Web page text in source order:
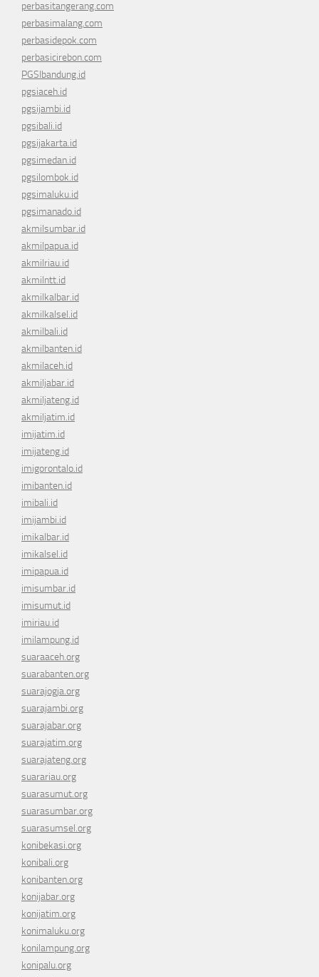
perbasitangerang.com
perbasimalang.com
perbasidepok.com
perbasicirebon.com
PGSIbandung.id
pgsiaceh.id
pgsijambi.id
pgsibali.id
pgsijakarta.id
pgsimedan.id
pgsilombok.id
pgsimaluku.id
pgsimanado.id
akmilsumbar.id
akmilpapua.id
akmilriau.id
akmilntt.id
akmilkalbar.id
akmilkalsel.id
akmilbali.id
akmilbanten.id
akmilaceh.id
akmiljabar.id
akmiljateng.id
akmiljatim.id
imijatim.id
imijateng.id
imigorontalo.id
imibanten.id
imibali.id
imijambi.id
imikalbar.id
imikalsel.id
imipapua.id
imisumbar.id
imisumut.id
imiriau.id
imilampung.id
suaraaceh.org
suarabanten.org
suarajogja.org
suarajambi.org
suarajabar.org
suarajatim.org
suarajateng.org
suarariau.org
suarasumut.org
suarasumbar.org
suarasumsel.org
konibekasi.org
konibali.org
konibanten.org
konijabar.org
konijatim.org
konimaluku.org
konilampung.org
konipalu.org